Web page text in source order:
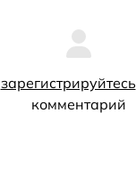
зарегистрируйтесь
комментарий